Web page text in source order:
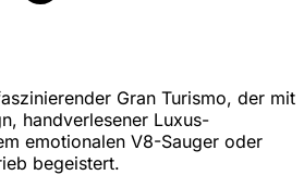
Gran Turismo, der mit
handverlesener Luxus-
emotionalen V8-Sauger oder
begeistert.